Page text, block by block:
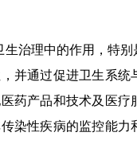
治理中的作用，特别
并通过促进卫生系
药产品和技术及医
染性疾病的监控能